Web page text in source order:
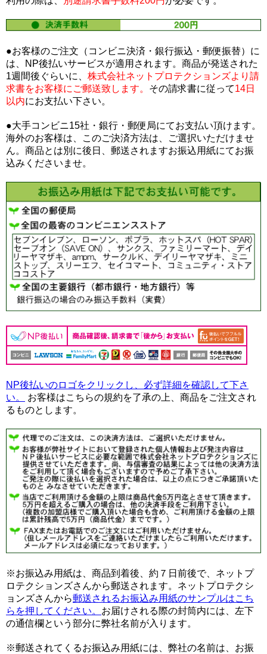
●お客様のご注文（コンビニ決済・銀行振込・郵便振替）に
は、NP後払いサービスが適用されます。商品が発送された
1週間後ぐらいに、 株式会社ネットプロテクションズより請
求書をお客様にご郵送致します。 その請求書に従って14日
以内にお支払い下さい。
●大手コンビニ15社・銀行・郵便局にてお支払い頂けます。
海外のお客様は、このご決済方法は、ご選択いただけませ
ん。商品とは別に後日、郵送されますお振込用紙にてお振
込みくださいませ。
NP後払いのロゴをクリックし、必ず詳細を確認して下さ
い。
お客様はこちらの規約を了承の上、商品をご注文され
るものとします。
※お振込み用紙は、商品到着後、約７日前後で、ネットプ
ロテクションズさんから郵送されます。ネットプロテクシ
ョンズさんから郵送されるお振込み用紙のサンプルはこち
らを押してください。 お届けされる際の封筒内には、左下
の通信欄という部分に弊社名前が入ります。
※郵送されてくるお振込み用紙には、弊社の名前は、お振